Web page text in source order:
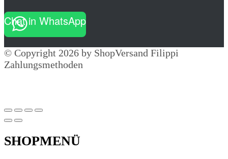
Chat in WhatsApp
© Copyright 2026 by ShopVersand Filippi
Zahlungsmethoden
SHOPMENÜ